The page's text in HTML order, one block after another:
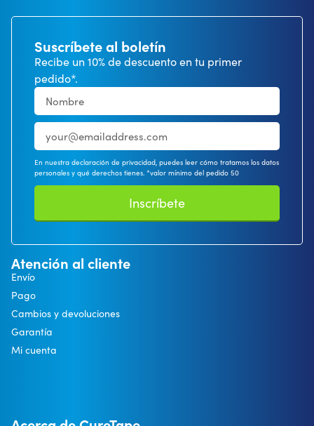
Suscríbete al boletín
Recibe un 10% de descuento en tu primer
pedido*.
En nuestra declaración de privacidad, puedes leer cómo tratamos los datos
personales y qué derechos tienes. *valor mínimo del pedido 50
Inscríbete
Atención al cliente
Envío
Pago
Cambios y devoluciones
Garantía
Mi cuenta